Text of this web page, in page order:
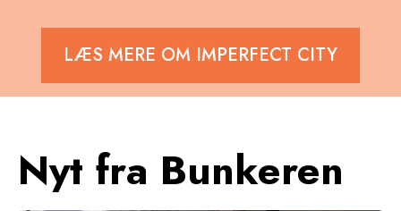
LÆS MERE OM IMPERFECT CITY
Nyt fra Bunkeren